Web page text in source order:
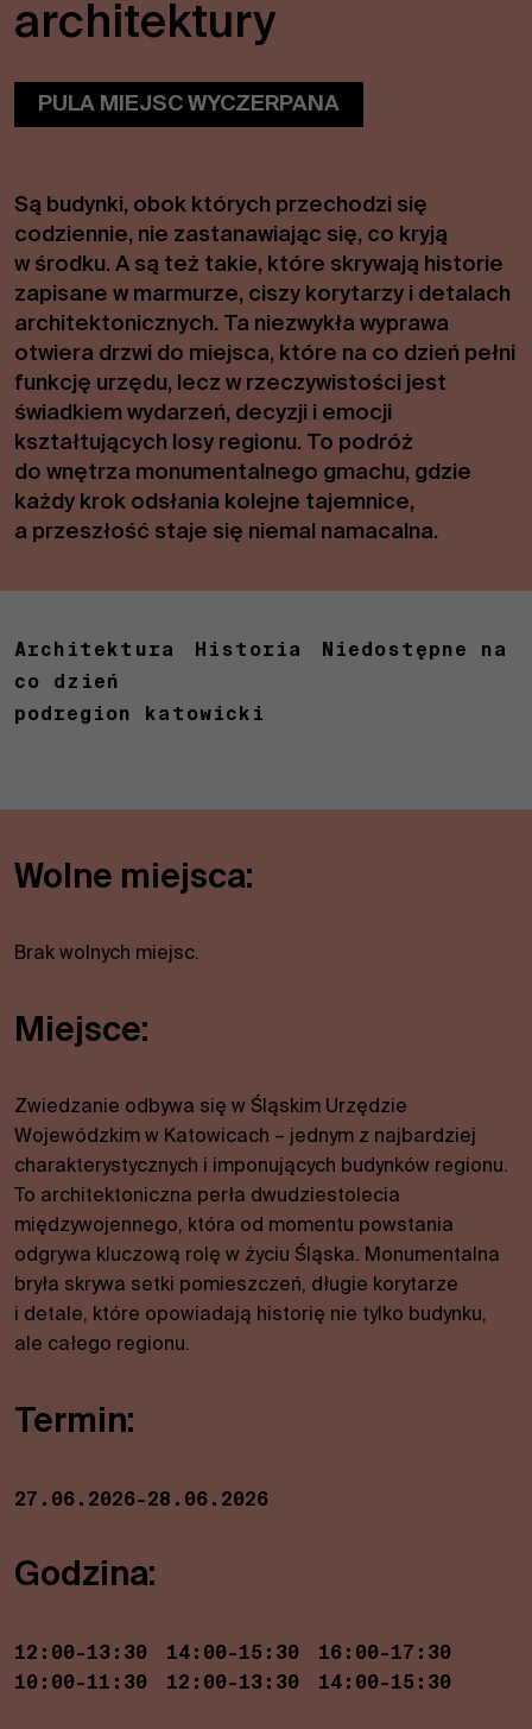
architektury
PULA MIEJSC WYCZERPANA
Są budynki, obok których przechodzi się
codziennie, nie zastanawiając się, co kryją
w środku. A są też takie, które skrywają historie
zapisane w marmurze, ciszy korytarzy i detalach
architektonicznych. Ta niezwykła wyprawa
otwiera drzwi do miejsca, które na co dzień pełni
funkcję urzędu, lecz w rzeczywistości jest
świadkiem wydarzeń, decyzji i emocji
kształtujących losy regionu. To podróż
do wnętrza monumentalnego gmachu, gdzie
każdy krok odsłania kolejne tajemnice,
a przeszłość staje się niemal namacalna.
Architektura Historia
Niedostępne na
co dzień
podregion katowicki
Wolne miejsca:
Brak wolnych miejsc.
Miejsce:
Zwiedzanie odbywa się w Śląskim Urzędzie
Wojewódzkim w Katowicach – jednym z najbardziej
charakterystycznych i imponujących budynków regionu.
To architektoniczna perła dwudziestolecia
międzywojennego, która od momentu powstania
odgrywa kluczową rolę w życiu Śląska. Monumentalna
bryła skrywa setki pomieszczeń, długie korytarze
i detale, które opowiadają historię nie tylko budynku,
ale całego regionu.
Termin:
27.06.2026-28.06.2026
Godzina:
12:00-13:30 14:00-15:30
16:00-17:30
10:00-11:30
12:00-13:30 14:00-15:30